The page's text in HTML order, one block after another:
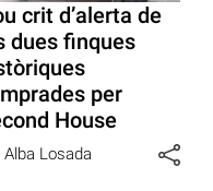
crit d’alerta de
dues finques
per
House
Alba Losada